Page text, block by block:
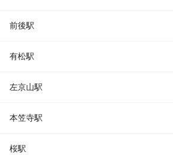
前後駅
有松駅
左京山駅
本笠寺駅
桜駅